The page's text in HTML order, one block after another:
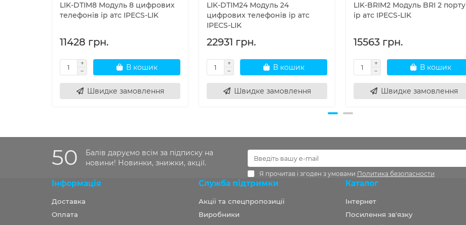
LIK-DTIM8 Модуль 8 цифрових
телефонів ip атс IPECS-LIK
11428 грн.
В кошик
Швидке замовлення
LIK-DTIM24 Модуль 24
цифрових телефонів ip атс
IPECS-LIK
22931 грн.
В кошик
Швидке замовлення
LIK-BRIM2 Модуль BRI 2 порту
ip атс IPECS-LIK
15563 грн.
В кошик
Швидке замовлення
50
Балів даруємо всім за підписку на
новини! Новинки, знижки, акції.
Я прочитав і згоден з умовами Политика безопасности
Інформація
Доставка
Оплата
Служба підтримки
Акції та спецпропозиції
Виробники
Каталог
Інтернет
Посилення зв'язку